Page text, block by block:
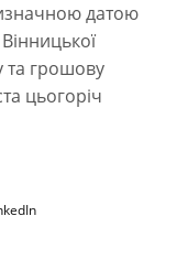
датою
та грошову
цьогоріч